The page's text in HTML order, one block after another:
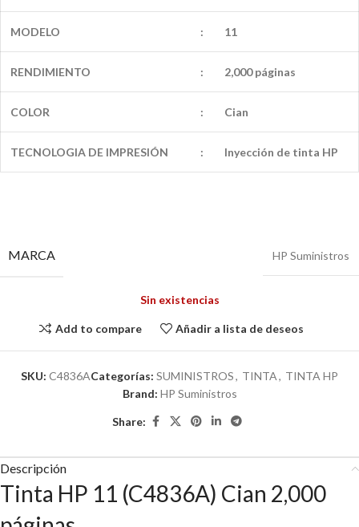
MODELO : 11
RENDIMIENTO : 2,000 páginas
COLOR : Cian
TECNOLOGIA DE IMPRESIÓN : Inyección de tinta HP
MARCA HP Suministros
Sin existencias
Add to compare Añadir a lista de deseos
SKU: C4836ACategorías: SUMINISTROS, TINTA, TINTA HP
Brand: HP Suministros
Share:
Descripción
Tinta HP 11 (C4836A) Cian 2,000